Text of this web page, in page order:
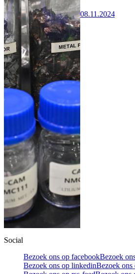
08.11.2024
Social
Bezoek ons op facebookBezoek
Bezoek ons op linkedinBezoek ons